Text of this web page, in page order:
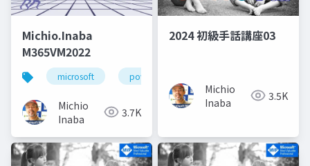
Michio.Inaba
M365VM2022
microsoft powerpoint
Michio
Inaba
3.7K
2024 初級手話講座03
Michio
Inaba
3.5K